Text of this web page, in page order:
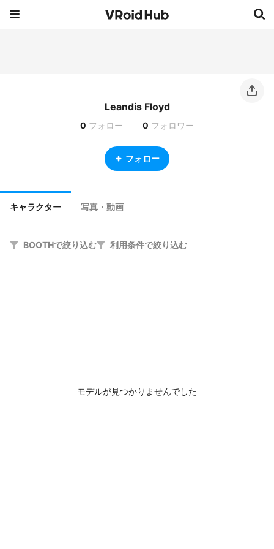
Leandis Floyd
0 フォロー 0 フォロワー
フォロー
キャラクター 写真・動画
BOOTHで絞り込む 利用条件で絞り込む
モデルが見つかりませんでした